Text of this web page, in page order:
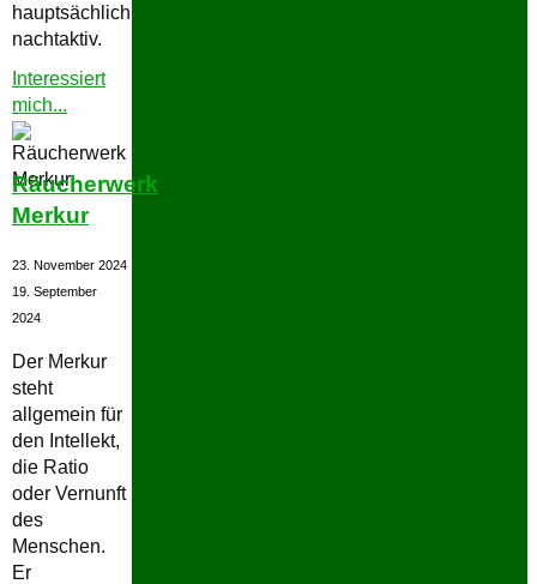
hauptsächlich
nachtaktiv.
Interessiert
mich...
Räucherwerk
Merkur
23. November 2024
19. September
2024
Der Merkur
steht
allgemein für
den Intellekt,
die Ratio
oder Vernunft
des
Menschen.
Er